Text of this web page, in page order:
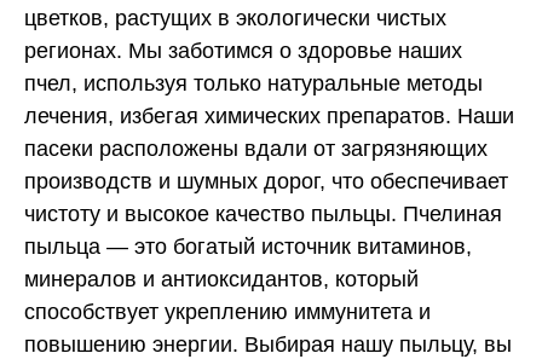
цветков, растущих в экологически чистых
регионах. Мы заботимся о здоровье наших
пчел, используя только натуральные методы
лечения, избегая химических препаратов. Наши
пасеки расположены вдали от загрязняющих
производств и шумных дорог, что обеспечивает
чистоту и высокое качество пыльцы. Пчелиная
пыльца — это богатый источник витаминов,
минералов и антиоксидантов, который
способствует укреплению иммунитета и
повышению энергии. Выбирая нашу пыльцу, вы